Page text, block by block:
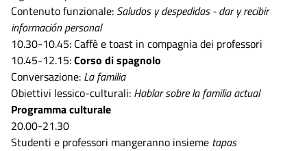
Contenuto funzionale: Saludos y despedidas - dar y recibir
información personal
10.30-10.45: Caffè e toast in compagnia dei professori
10.45-12.15:Corso di spagnolo
Conversazione: La familia
Obiettivi lessico-culturali: Hablar sobre la familia actual
Programma culturale
20.00-21.30
Studenti e professori mangeranno insieme tapas